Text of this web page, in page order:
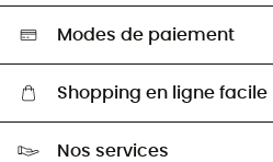
Aide & Contact
Sélection éco-responsable
Modes de paiement
Shopping en ligne facile
Nos services